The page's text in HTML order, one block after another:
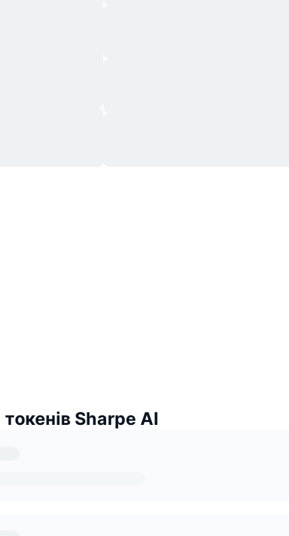
Sharpe AI